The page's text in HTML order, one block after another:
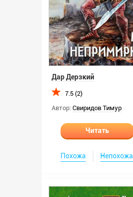
Дар Дерзкий
7.5 (2)
Автор: Свиридов Тимур
Читать
Похожа Непохожа